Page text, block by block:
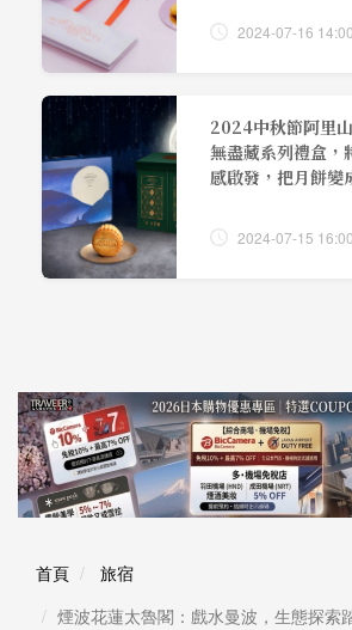
2024-07-16
2024中秋節阿里
無盡藏系列禮盒，
感啟發，把月餅變
2024-07-15
首頁
旅宿
煙波花蓮太魯閣：戲水曼波，生態探索